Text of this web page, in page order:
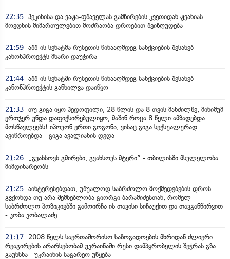
22:35 პეკინისა და ვაჟა-ფშაველას გამზირების კვეთიდან ჟვანიას
მოედნის მიმართულებით მოძრაობა დროებით შეიზღუდება
21:59 აშშ-ის სენატმა რუსეთის წინააღმდეგ სანქციების შესახებ
კანონპროექტს მხარი დაუჭირა
21:44 აშშ-ის სენატში რუსეთის წინააღმდეგ სანქციების შესახებ
კანონპროექტის განხილვა დაიწყო
21:33 თუ გიგა იყო პედოფილი, 28 წლის და 8 თვის მანძილზე, მინიმუმ
ერთჯერ უნდა დაფიქსირებულიყო, მაშინ როცა 8 წელი ამზადებდა
მოსწავლეებს! იპოვონ ერთი გოგონა, ვისაც გიგა სექსუალურად
ავიწროებდა - გიგა ავალიანის დედა
21:26
„გვახსოვს გმირები, გვახსოვს მტერი” - თბილისში მსვლელობა
მიმდინარეობს
21:25 აინტერესებდათ, უშუალოდ საბრძოლო მოქმედებების დროს
გვქონდა თუ არა შემხებლობა გიორგი ბარამიძესთან, რომელ
საბრძოლო პოზიციებში გამოირჩა ის თავისი სიჩაუქით და თავგანწირვით
- კობა კობალაძე
21:17
2008 წელს საერთაშორისო საზოგადოების მხრიდან ძლიერი
რეაგირების არარსებობამ უკრაინაში რუსი დამპყრობელის შეჭრას გზა
გაუხსნა - უკრაინის საგარეო უწყება